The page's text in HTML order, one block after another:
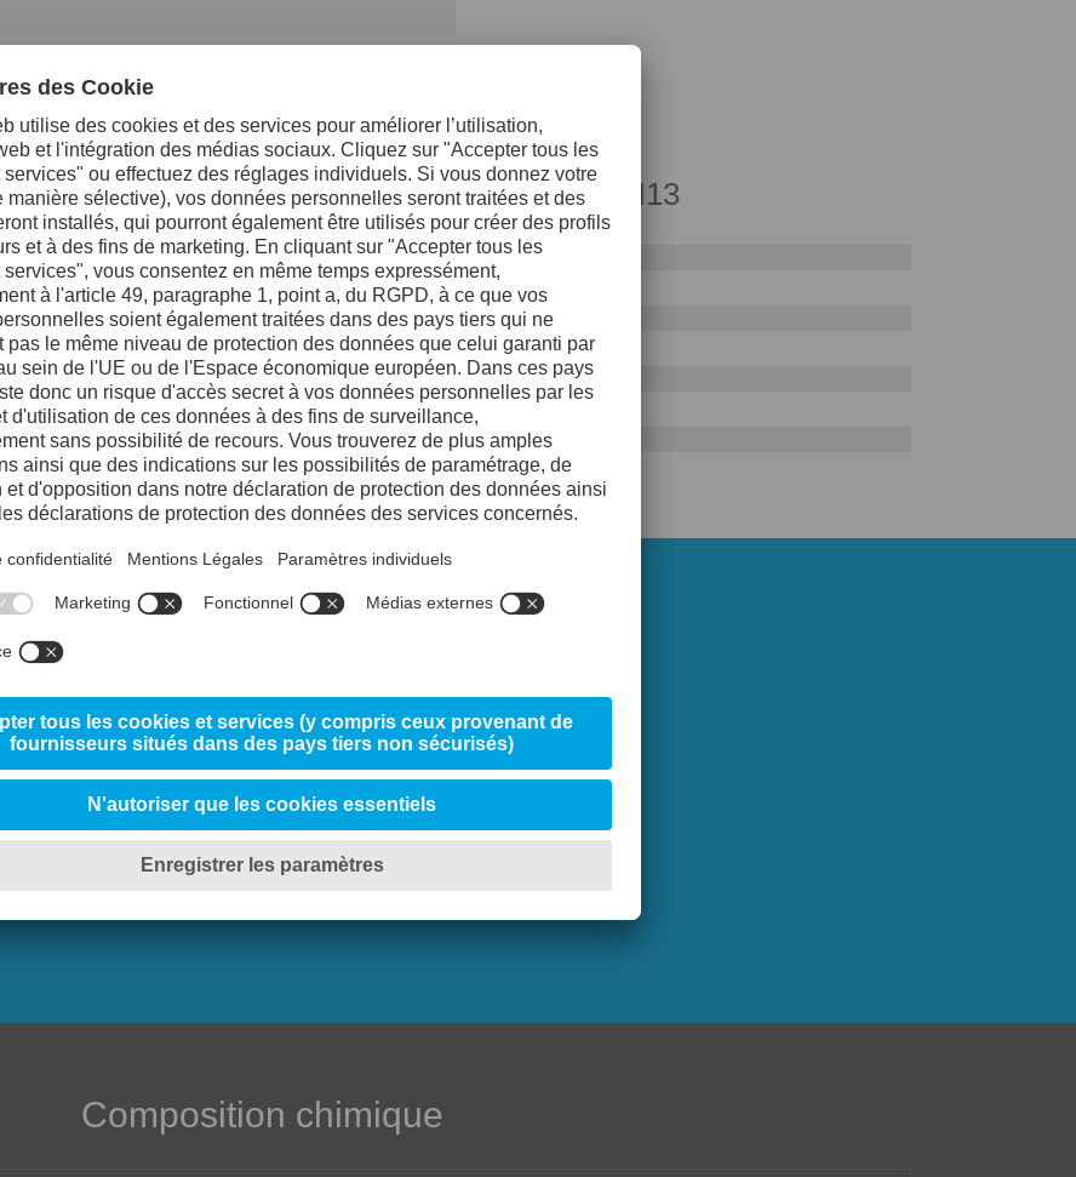
70%
Acier de référence AISI H13
Résistance à la fatigue thermique
40%
Résistance à la déformation plastique
40%
Résistance au criquage thermique
40%
Résistance à la fissuration précoce
35%
Designations
Composition chimique